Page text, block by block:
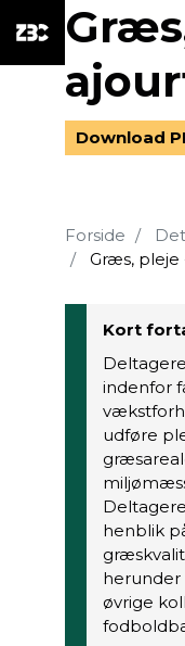
Download
Forside
Græs, pleje
Kort
indenfor
udføre
henblik
herunder
øvrige